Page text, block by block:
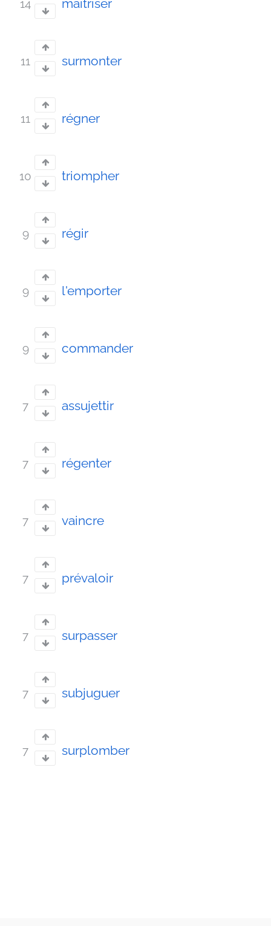
14 maîtriser
11 surmonter
11 régner
10 triompher
9 régir
9 l'emporter
9 commander
7 assujettir
7 régenter
7 vaincre
7 prévaloir
7 surpasser
7 subjuguer
7 surplomber